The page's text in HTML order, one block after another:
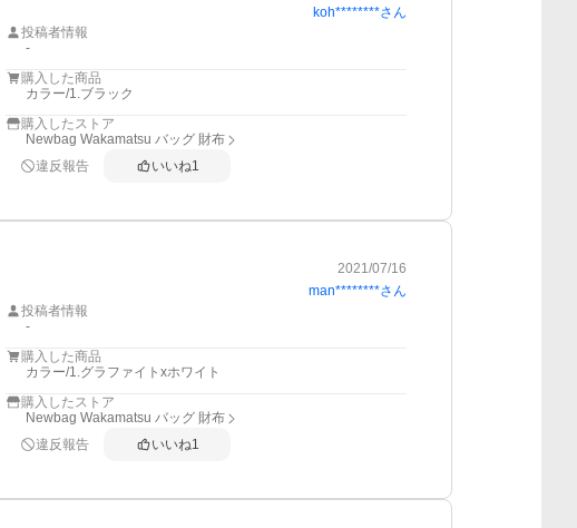
koh********さん
投稿者情報
-
購入した商品
カラー/1.ブラック
購入したストア
Newbag Wakamatsu バッグ 財布
違反報告
いいね1
2021/07/16
man********さん
投稿者情報
-
購入した商品
カラー/1.グラファイトxホワイト
購入したストア
Newbag Wakamatsu バッグ 財布
違反報告
いいね1